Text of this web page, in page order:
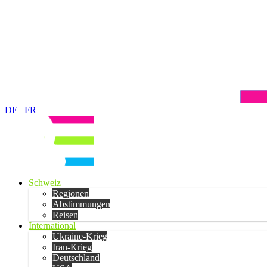
DE | FR
Schweiz
Regionen
Abstimmungen
Reisen
International
Ukraine-Krieg
Iran-Krieg
Deutschland